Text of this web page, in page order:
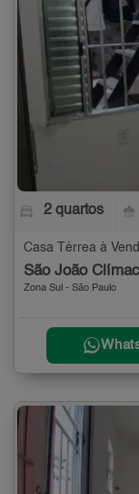
2 quartos
São João
Zona Sul - São Paulo